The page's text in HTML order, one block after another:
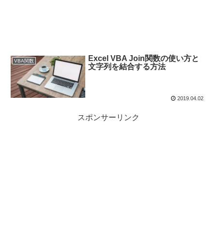
VBA関数
Excel VBA Join関数の使い方と
文字列を結合する方法
2019.04.02
スポンサーリンク